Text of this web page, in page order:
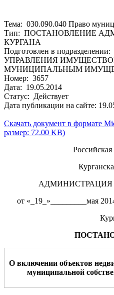
Тема: 030.090.040 Право
Тип: ПОСТАНОВЛЕНИЕ
КУРГАНА
Подготовлен в
УПРАВЛЕНИЯ
МУНИЦИПАЛЬНЫМ
Номер: 3657
Дата: 19.05.2014
Статус: Действует
Дата публикации на сайте:
Скачать документ в формате
размер: 72.00 KB)
АДМИНИСТРАЦИЯ
от «_19_»_________мая
О включении объектов
муниципальной